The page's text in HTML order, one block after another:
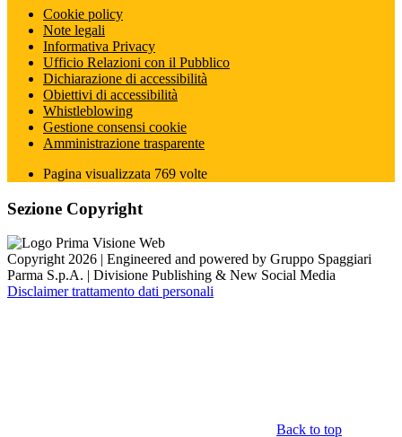
Cookie policy
Note legali
Informativa Privacy
Ufficio Relazioni con il Pubblico
Dichiarazione di accessibilità
Obiettivi di accessibilità
Whistleblowing
Gestione consensi cookie
Amministrazione trasparente
Pagina visualizzata 769 volte
Sezione Copyright
Copyright 2026 | Engineered and powered by Gruppo Spaggiari
Parma S.p.A. | Divisione Publishing & New Social Media
Disclaimer trattamento dati personali
Back to top